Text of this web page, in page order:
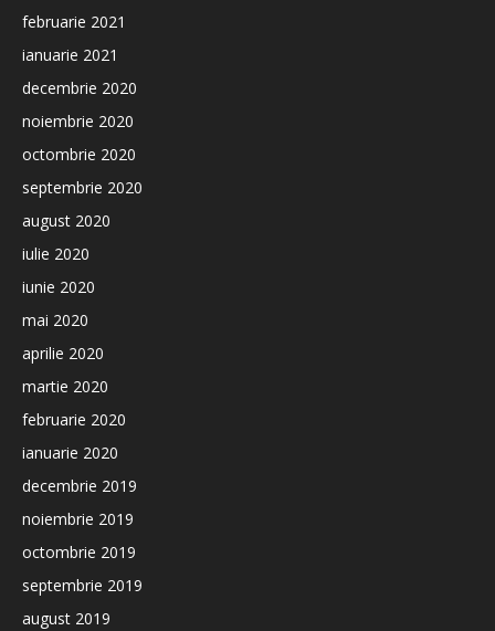
februarie 2021
ianuarie 2021
decembrie 2020
noiembrie 2020
octombrie 2020
septembrie 2020
august 2020
iulie 2020
iunie 2020
mai 2020
aprilie 2020
martie 2020
februarie 2020
ianuarie 2020
decembrie 2019
noiembrie 2019
octombrie 2019
septembrie 2019
august 2019